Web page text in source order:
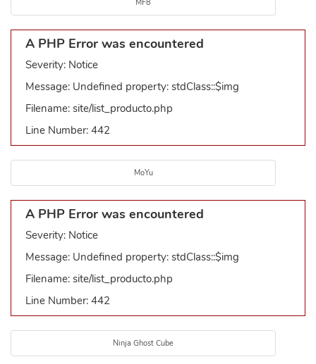
MF8
A PHP Error was encountered
Severity: Notice
Message: Undefined property: stdClass::$img
Filename: site/list_producto.php
Line Number: 442
MoYu
A PHP Error was encountered
Severity: Notice
Message: Undefined property: stdClass::$img
Filename: site/list_producto.php
Line Number: 442
Ninja Ghost Cube